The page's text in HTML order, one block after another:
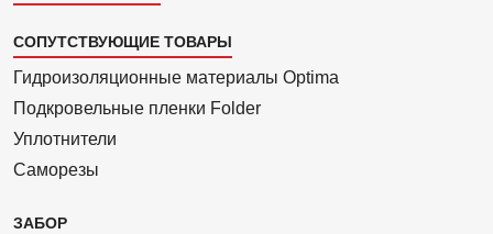
СОПУТСТВУЮЩИЕ ТОВАРЫ
Гидроизоля­ционные материалы Optima
Подкровель­ные пленки Folder
Уплотнители
Саморезы
ЗАБОР